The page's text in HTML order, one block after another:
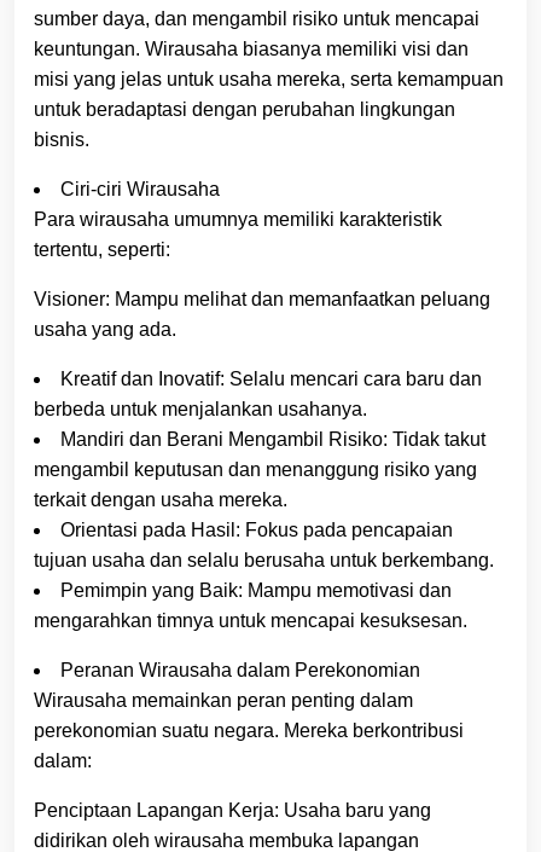
sumber daya, dan mengambil risiko untuk mencapai
keuntungan. Wirausaha biasanya memiliki visi dan
misi yang jelas untuk usaha mereka, serta kemampuan
untuk beradaptasi dengan perubahan lingkungan
bisnis.
Ciri-ciri Wirausaha
Para wirausaha umumnya memiliki karakteristik
tertentu, seperti:
Visioner: Mampu melihat dan memanfaatkan peluang
usaha yang ada.
Kreatif dan Inovatif: Selalu mencari cara baru dan
berbeda untuk menjalankan usahanya.
Mandiri dan Berani Mengambil Risiko: Tidak takut
mengambil keputusan dan menanggung risiko yang
terkait dengan usaha mereka.
Orientasi pada Hasil: Fokus pada pencapaian
tujuan usaha dan selalu berusaha untuk berkembang.
Pemimpin yang Baik: Mampu memotivasi dan
mengarahkan timnya untuk mencapai kesuksesan.
Peranan Wirausaha dalam Perekonomian
Wirausaha memainkan peran penting dalam
perekonomian suatu negara. Mereka berkontribusi
dalam:
Penciptaan Lapangan Kerja: Usaha baru yang
didirikan oleh wirausaha membuka lapangan